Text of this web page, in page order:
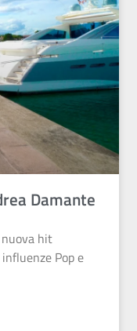
Damante
hit
Pop e